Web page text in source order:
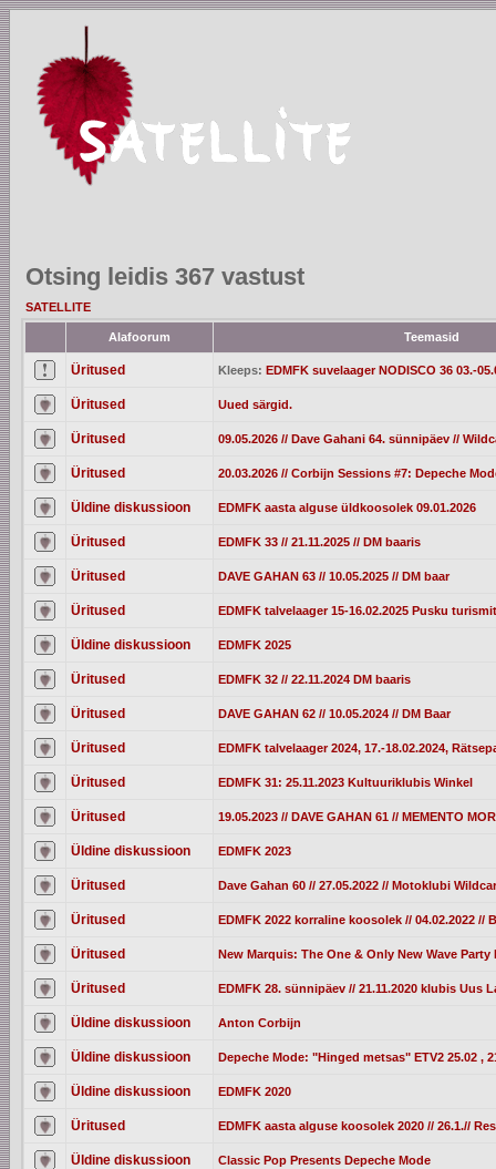
Otsing leidis 367 vastust
SATELLITE
Alafoorum Teemasid
Üritused Kleeps: EDMFK suvelaager NODISCO 36 03.-
Üritused Uued särgid.
Üritused 09.05.2026 // Dave Gahani 64. sünnipäev //
Üritused 20.03.2026 // Corbijn Sessions #7: Depeche
Üldine diskussioon EDMFK aasta alguse üldkoosolek 09.01.2026
Üritused EDMFK 33 // 21.11.2025 // DM baaris
Üritused DAVE GAHAN 63 // 10.05.2025 // DM baar
Üritused EDMFK talvelaager 15-16.02.2025 Pusku
Üldine diskussioon EDMFK 2025
Üritused EDMFK 32 // 22.11.2024 DM baaris
Üritused DAVE GAHAN 62 // 10.05.2024 // DM Baar
Üritused EDMFK talvelaager 2024, 17.-18.02.2024,
Üritused EDMFK 31: 25.11.2023 Kultuuriklubis Winkel
Üritused 19.05.2023 // DAVE GAHAN 61 // MEMENTO
Üldine diskussioon EDMFK 2023
Üritused Dave Gahan 60 // 27.05.2022 // Motoklubi
Üritused EDMFK 2022 korraline koosolek // 04.02.2022 //
Üritused New Marquis: The One & Only New Wave Party
Üritused EDMFK 28. sünnipäev // 21.11.2020 klubis Uus
Üldine diskussioon Anton Corbijn
Üldine diskussioon Depeche Mode: "Hinged metsas" ETV2 25.02 ,
Üldine diskussioon EDMFK 2020
Üritused EDMFK aasta alguse koosolek 2020 // 26.1.//
Üldine diskussioon Classic Pop Presents Depeche Mode